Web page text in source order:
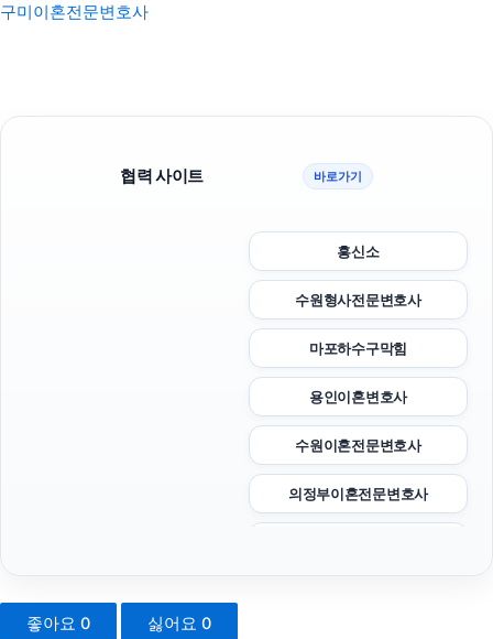
구미이혼전문변호사
협력 사이트 바로가기
흥신소
수원형사전문변호사
마포하수구막힘
용인이혼변호사
수원이혼전문변호사
의정부이혼전문변호사
좋아요 0 싫어요 0